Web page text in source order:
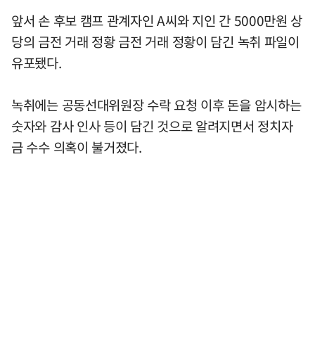
앞서 손 후보 캠프 관계자인 A씨와 지인 간 5000만원 상
당의 금전 거래 정황 금전 거래 정황이 담긴 녹취 파일이
유포됐다.
녹취에는 공동선대위원장 수락 요청 이후 돈을 암시하는
숫자와 감사 인사 등이 담긴 것으로 알려지면서 정치자
금 수수 의혹이 불거졌다.